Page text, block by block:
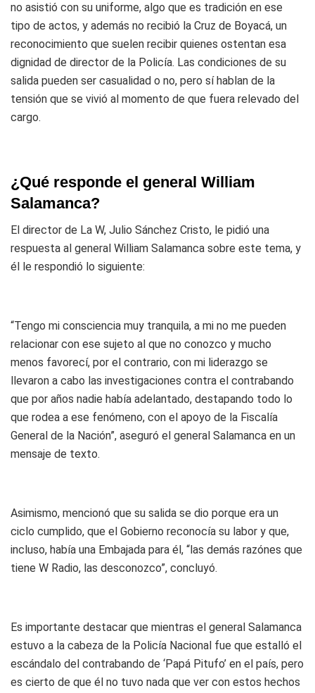
no asistió con su uniforme, algo que es tradición en ese
tipo de actos, y además no recibió la Cruz de Boyacá, un
reconocimiento que suelen recibir quienes ostentan esa
dignidad de director de la Policía. Las condiciones de su
salida pueden ser casualidad o no, pero sí hablan de la
tensión que se vivió al momento de que fuera relevado del
cargo.
¿Qué responde el general William
Salamanca?
El director de La W, Julio Sánchez Cristo, le pidió una
respuesta al general William Salamanca sobre este tema, y
él le respondió lo siguiente:
“Tengo mi consciencia muy tranquila, a mi no me pueden
relacionar con ese sujeto al que no conozco y mucho
menos favorecí, por el contrario, con mi liderazgo se
llevaron a cabo las investigaciones contra el contrabando
que por años nadie había adelantado, destapando todo lo
que rodea a ese fenómeno, con el apoyo de la Fiscalía
General de la Nación”, aseguró el general Salamanca en un
mensaje de texto.
Asimismo, mencionó que su salida se dio porque era un
ciclo cumplido, que el Gobierno reconocía su labor y que,
incluso, había una Embajada para él, “las demás razónes que
tiene W Radio, las desconozco”, concluyó.
Es importante destacar que mientras el general Salamanca
estuvo a la cabeza de la Policía Nacional fue que estalló el
escándalo del contrabando de ‘Papá Pitufo’ en el país, pero
es cierto de que él no tuvo nada que ver con estos hechos